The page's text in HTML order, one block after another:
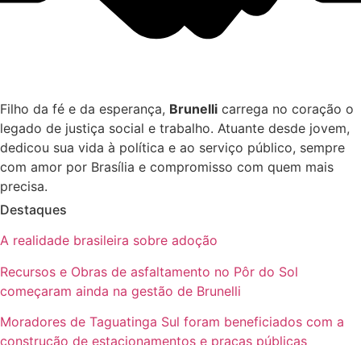
Filho da fé e da esperança, Brunelli carrega no coração o
legado de justiça social e trabalho. Atuante desde jovem,
dedicou sua vida à política e ao serviço público, sempre
com amor por Brasília e compromisso com quem mais
precisa.
Destaques
A realidade brasileira sobre adoção
Recursos e Obras de asfaltamento no Pôr do Sol
começaram ainda na gestão de Brunelli
Moradores de Taguatinga Sul foram beneficiados com a
construção de estacionamentos e praças públicas